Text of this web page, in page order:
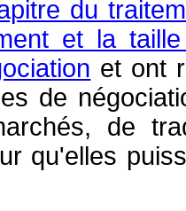
du
et la
et ont
de
de
qu'elles